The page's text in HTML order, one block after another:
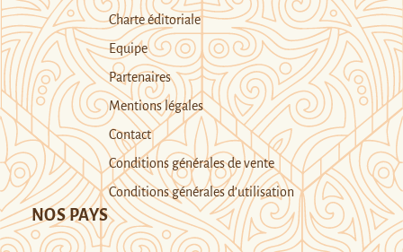
Charte éditoriale
Equipe
Partenaires
Mentions légales
Contact
Conditions générales de vente
Conditions générales d’utilisation
NOS PAYS